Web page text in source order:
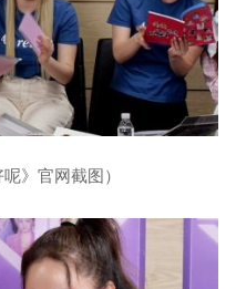
》官网截图）